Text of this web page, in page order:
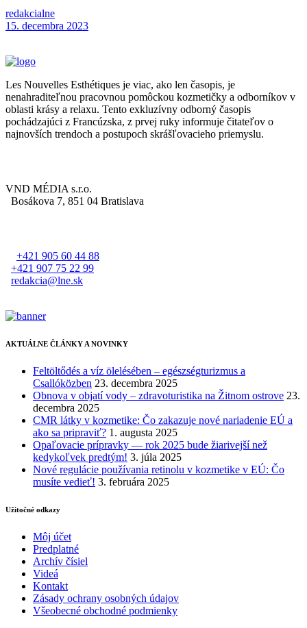
redakcialne
15. decembra 2023
Les Nouvelles Esthétiques je viac, ako len časopis, je
nenahraditeľnou pracovnou pomôckou kozmetičky a odborníkov v
oblasti krásy a relaxu. Tento exkluzívny odborný časopis
pochádzajúci z Francúzska, z prvej ruky informuje čitateľov o
najnovších trendoch a postupoch skrášľovacieho priemyslu.
VND MÉDIA s.r.o.
Bosákova 7, 851 04 Bratislava
+421 905 60 44 88
+421 907 75 22 99
redakcia@lne.sk
AKTUÁLNE ČLÁNKY A NOVINKY
Feltöltődés a víz ölelésében – egészségturizmus a
Csallóközben 23. decembra 2025
Obnova v objatí vody – zdravoturistika na Žitnom ostrove 23.
decembra 2025
CMR látky v kozmetike: Čo zakazuje nové nariadenie EÚ a
ako sa pripraviť? 1. augusta 2025
Opaľovacie prípravky — rok 2025 bude žiarivejší než
kedykoľvek predtým! 3. júla 2025
Nové regulácie používania retinolu v kozmetike v EÚ: Čo
musíte vedieť! 3. februára 2025
Užitočné odkazy
Môj účet
Predplatné
Archív čísiel
Videá
Kontakt
Zásady ochrany osobných údajov
Všeobecné obchodné podmienky